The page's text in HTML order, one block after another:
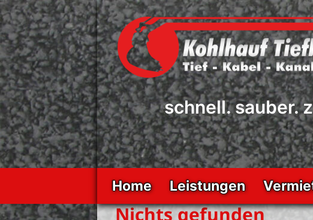
Zum
Inhalt
springen
schnell. sauber.
Home Leistungen
Nichts gefunden